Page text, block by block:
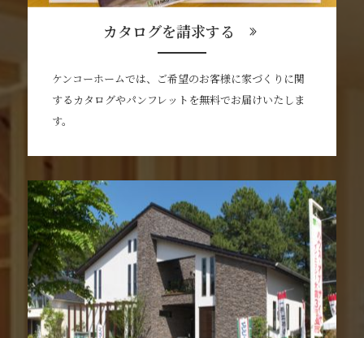
カタログを請求する
ケンコーホームでは、ご希望のお客様に家づくりに関
するカタログやパンフレットを無料でお届けいたしま
す。